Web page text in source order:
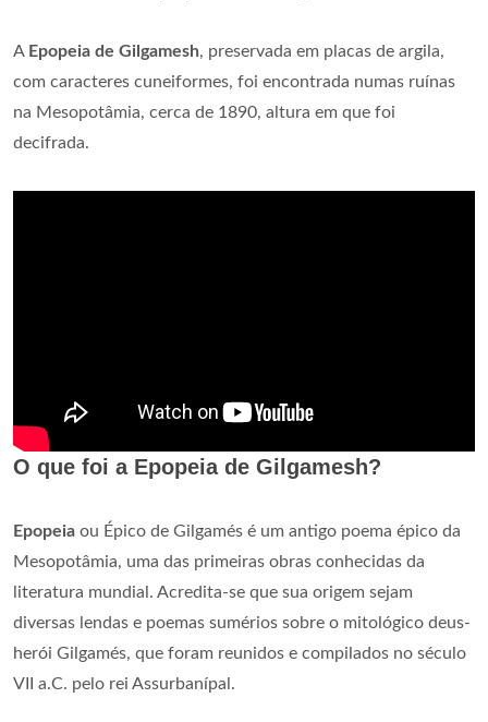
A Epopeia de Gilgamesh, preservada em placas de argila,
com caracteres cuneiformes, foi encontrada numas ruínas
na Mesopotâmia, cerca de 1890, altura em que foi
decifrada.
O que foi a Epopeia de Gilgamesh?
Epopeia ou Épico de Gilgamés é um antigo poema épico da
Mesopotâmia, uma das primeiras obras conhecidas da
literatura mundial. Acredita-se que sua origem sejam
diversas lendas e poemas sumérios sobre o mitológico deus-
herói Gilgamés, que foram reunidos e compilados no século
VII a.C. pelo rei Assurbanípal.